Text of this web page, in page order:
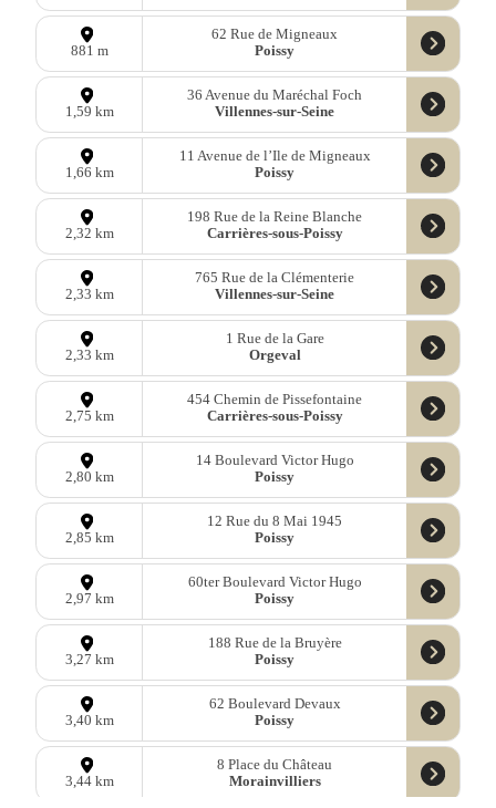
881 m
62 Rue de Migneaux
Poissy
1,59 km
36 Avenue du Maréchal Foch
Villennes-sur-Seine
1,66 km
11 Avenue de l’Ile de Migneaux
Poissy
2,32 km
198 Rue de la Reine Blanche
Carrières-sous-Poissy
2,33 km
765 Rue de la Clémenterie
Villennes-sur-Seine
2,33 km
1 Rue de la Gare
Orgeval
2,75 km
454 Chemin de Pissefontaine
Carrières-sous-Poissy
2,80 km
14 Boulevard Victor Hugo
Poissy
2,85 km
12 Rue du 8 Mai 1945
Poissy
2,97 km
60ter Boulevard Victor Hugo
Poissy
3,27 km
188 Rue de la Bruyère
Poissy
3,40 km
62 Boulevard Devaux
Poissy
3,44 km
8 Place du Château
Morainvilliers